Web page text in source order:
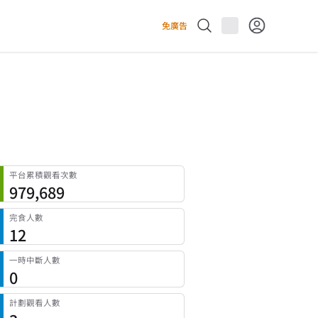
免廣告
平台累積觀看次數
979,689
完食人數
12
一時中斷人數
0
計劃觀看人數